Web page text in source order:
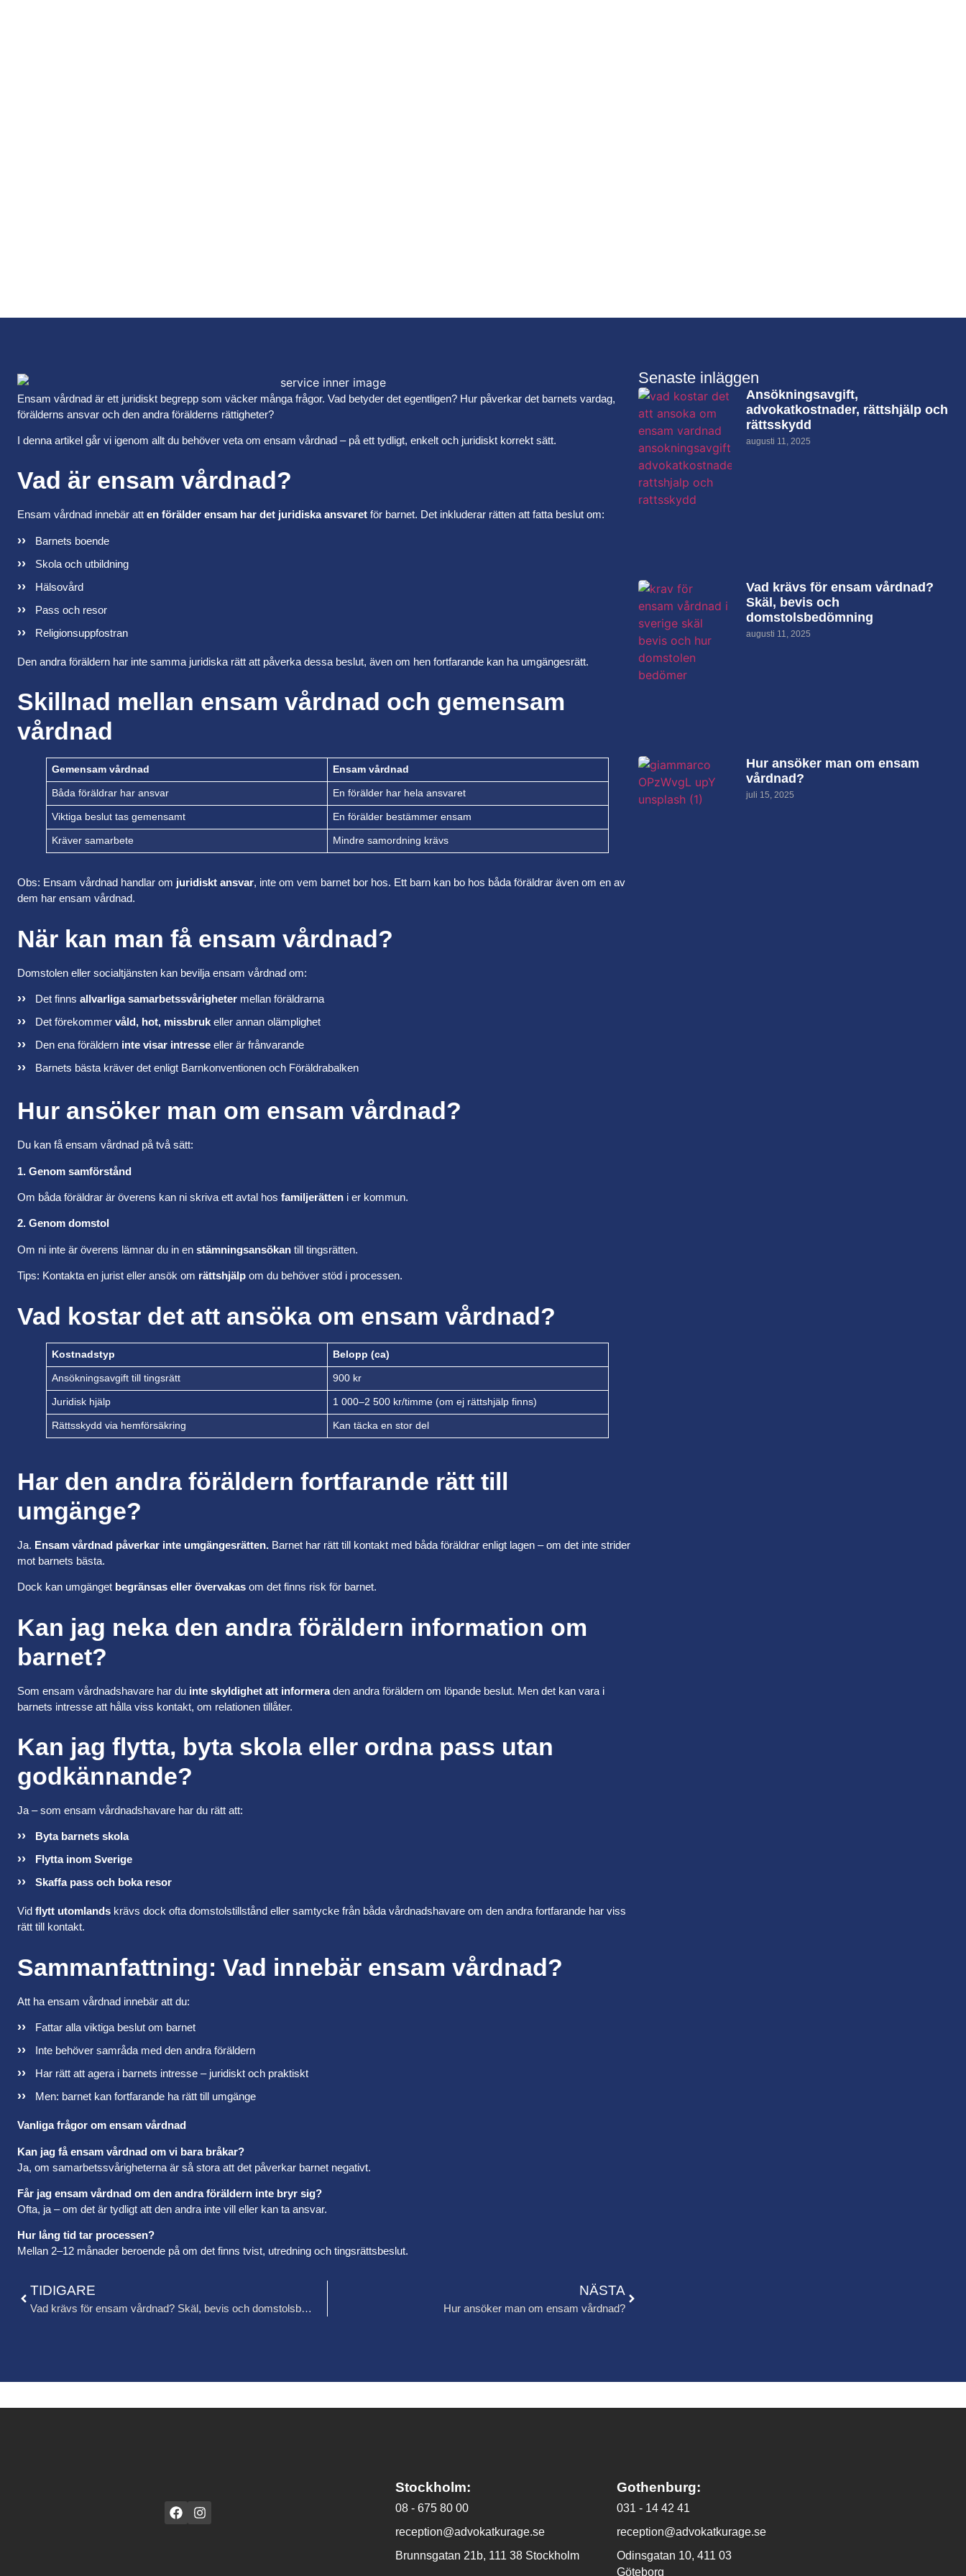
Ensam vårdnad är ett juridiskt begrepp som väcker många frågor. Vad betyder det egentligen? Hur påverkar det barnets vardag,
förälderns ansvar och den andra förälderns rättigheter?
I denna artikel går vi igenom allt du behöver veta om ensam vårdnad – på ett tydligt, enkelt och juridiskt korrekt sätt.
Vad är ensam vårdnad?
Ensam vårdnad innebär att en förälder ensam har det juridiska ansvaret för barnet. Det inkluderar rätten att fatta beslut om:
Barnets boende
Skola och utbildning
Hälsovård
Pass och resor
Religionsuppfostran
Den andra föräldern har inte samma juridiska rätt att påverka dessa beslut, även om hen fortfarande kan ha umgängesrätt.
Skillnad mellan ensam vårdnad och gemensam
vårdnad
Gemensam vårdnad Ensam vårdnad
Båda föräldrar har ansvar En förälder har hela ansvaret
Viktiga beslut tas gemensamt En förälder bestämmer ensam
Kräver samarbete Mindre samordning krävs
Obs: Ensam vårdnad handlar om juridiskt ansvar, inte om vem barnet bor hos. Ett barn kan bo hos båda föräldrar även om en av
dem har ensam vårdnad.
När kan man få ensam vårdnad?
Domstolen eller socialtjänsten kan bevilja ensam vårdnad om:
Det finns allvarliga samarbetssvårigheter mellan föräldrarna
Det förekommer våld, hot, missbruk eller annan olämplighet
Den ena föräldern inte visar intresse eller är frånvarande
Barnets bästa kräver det enligt Barnkonventionen och Föräldrabalken
Hur ansöker man om ensam vårdnad?
Du kan få ensam vårdnad på två sätt:
1. Genom samförstånd
Om båda föräldrar är överens kan ni skriva ett avtal hos familjerätten i er kommun.
2. Genom domstol
Om ni inte är överens lämnar du in en stämningsansökan till tingsrätten.
Tips: Kontakta en jurist eller ansök om rättshjälp om du behöver stöd i processen.
Vad kostar det att ansöka om ensam vårdnad?
Kostnadstyp Belopp (ca)
Ansökningsavgift till tingsrätt 900 kr
Juridisk hjälp 1 000–2 500 kr/timme (om ej rättshjälp finns)
Rättsskydd via hemförsäkring Kan täcka en stor del
Har den andra föräldern fortfarande rätt till
umgänge?
Ja. Ensam vårdnad påverkar inte umgängesrätten. Barnet har rätt till kontakt med båda föräldrar enligt lagen – om det inte strider
mot barnets bästa.
Dock kan umgänget begränsas eller övervakas om det finns risk för barnet.
Kan jag neka den andra föräldern information om
barnet?
Som ensam vårdnadshavare har du inte skyldighet att informeraden andra föräldern om löpande beslut. Men det kan vara i
barnets intresse att hålla viss kontakt, om relationen tillåter.
Kan jag flytta, byta skola eller ordna pass utan
godkännande?
Ja – som ensam vårdnadshavare har du rätt att:
Byta barnets skola
Flytta inom Sverige
Skaffa pass och boka resor
Vid flytt utomlands krävs dock ofta domstolstillstånd eller samtycke från båda vårdnadshavare om den andra fortfarande har viss
rätt till kontakt.
Sammanfattning: Vad innebär ensam vårdnad?
Att ha ensam vårdnad innebär att du:
Fattar alla viktiga beslut om barnet
Inte behöver samråda med den andra föräldern
Har rätt att agera i barnets intresse – juridiskt och praktiskt
Men: barnet kan fortfarande ha rätt till umgänge
Vanliga frågor om ensam vårdnad
Kan jag få ensam vårdnad om vi bara bråkar?
Ja, om samarbetssvårigheterna är så stora att det påverkar barnet negativt.
Får jag ensam vårdnad om den andra föräldern inte bryr sig?
Ofta, ja – om det är tydligt att den andra inte vill eller kan ta ansvar.
Hur lång tid tar processen?
Mellan 2–12 månader beroende på om det finns tvist, utredning och tingsrättsbeslut.
TIDIGARE
Vad krävs för ensam vårdnad? Skäl, bevis och domstolsbedömning
NÄSTA
Hur ansöker man om ensam vårdnad?
Senaste inläggen
Ansökningsavgift,
advokatkostnader, rättshjälp och
rättsskydd
augusti 11, 2025
Vad krävs för ensam vårdnad?
Skäl, bevis och
domstolsbedömning
augusti 11, 2025
Hur ansöker man om ensam
vårdnad?
juli 15, 2025
Stockholm:
08 - 675 80 00
reception@advokatkurage.se
Brunnsgatan 21b, 111 38 Stockholm
Gothenburg:
031 - 14 42 41
reception@advokatkurage.se
Odinsgatan 10, 411 03
Göteborg